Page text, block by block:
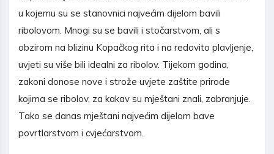
u kojemu su se stanovnici najvećim dijelom bavili
ribolovom. Mnogi su se bavili i stočarstvom, ali s
obzirom na blizinu Kopačkog rita i na redovito plavljenje,
uvjeti su više bili idealni za ribolov. Tijekom godina,
zakoni donose nove i strože uvjete zaštite prirode
kojima se ribolov, za kakav su mještani znali, zabranjuje.
Tako se danas mještani najvećim dijelom bave
povrtlarstvom i cvjećarstvom.